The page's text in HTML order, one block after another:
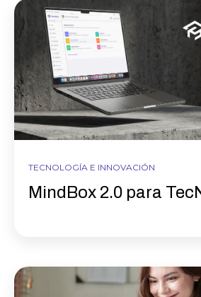
TECNOLOGÍA E INNOVACIÓN
MindBox 2.0 para